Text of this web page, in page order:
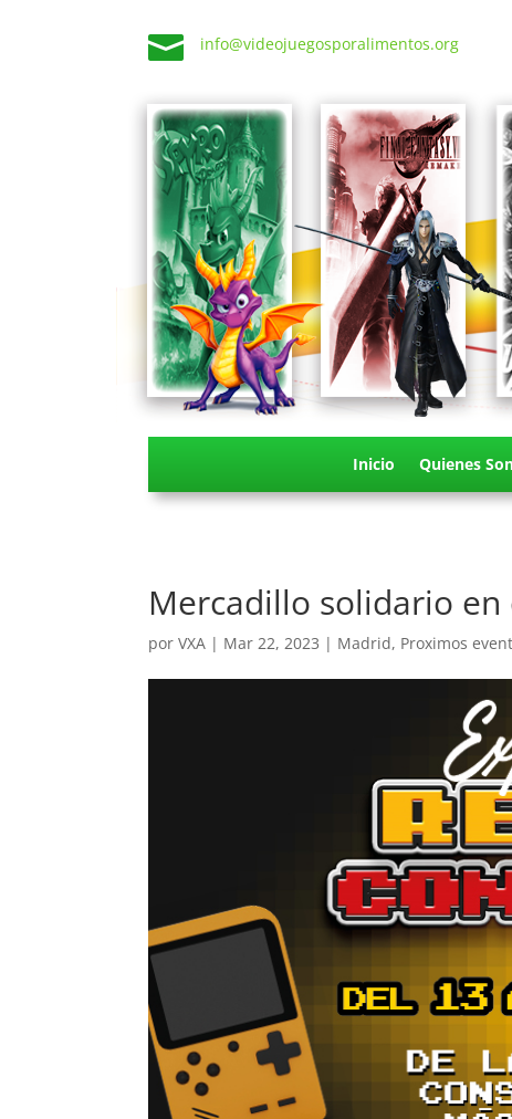
 info@videojuegosporalimentos.org
Inicio Quienes
Mercadillo solidario
porVXA | Mar 22, 2023 | Madrid, Proximos